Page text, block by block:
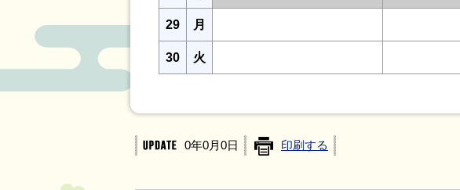
29 月
30 火
0年0月0日 印刷する